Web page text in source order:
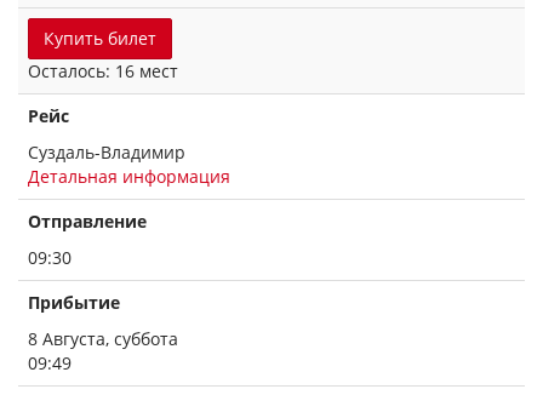
Купить билет
Осталось: 16 мест
Рейс
Суздаль-Владимир
Детальная информация
Отправление
09:30
Прибытие
8 Августа, суббота
09:49